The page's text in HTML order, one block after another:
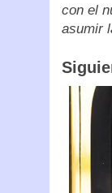
con el
asumir